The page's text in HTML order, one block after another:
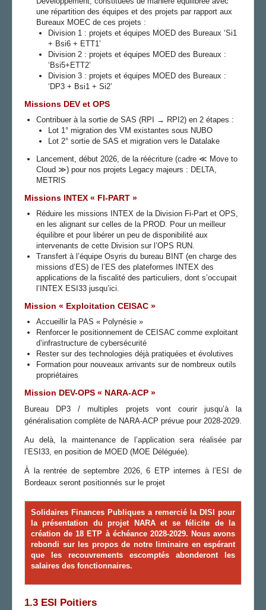
une répartition des équipes et des projets par rapport aux
Bureaux MOEC de ces projets :
Division 1 : projets et équipes MOED des Bureaux ‘Si1
+ Bsi6 + ETT1’
Division 2 : projets et équipes MOED des Bureaux :
‘Bsi5+ETT2’
Division 3 : projets et équipes MOED des Bureaux :
‘DP3 + Bsi1 + Si2’
Missions DEV et OPS
Contribuer à la sortie de SAS (RPI → RPI2) en 2 étapes :
Lot 1° migration des VM existantes sous NUBO
Lot 2° sortie de SAS et migration vers le Datalake
Lancement, début 2026, de la réécriture (cadre ≪ Move to
Cloud ≫) pour nos projets Legacy majeurs : DELTA,
METRIS
Missions INTEX « FI-PART »
Réduire les missions INTEX de la Division Fi-Part et OPS,
en les alignant sur celles de la PROD. Pour un meilleur
équilibre et pour libérer un peu de disponibilité aux
intervenants de cette Division sur l’OPS RUN.
Transfert à l’équipe Osyris du bureau BINT (en charge des
missions d’ES) de l’ES des plateformes INTEX des
applications de la fiscalité des particuliers, dont s’occupait
l’INTEX ESI33 jusqu’ici.
Mission « Exploitation CEISAC »
Accueillir la PAS « Polynésie »
Renforcer le positionnement de CEISAC comme exploitant
d’infrastructure de cybersécurité
Rester sur des technologies déjà pratiquées et évolutives
Formation pour nouveaux arrivants sur de nombreux outils
propriétaires
Mission DEV-OPS « NARA-ACP »
Bureau DP3 / multiples projets vont courir jusqu’à la
généralisation complète de NARA-ACP prévue pour 2028-2029.
Au delà, la maintenance de l’application sera réalisée par
l’ESI33, en position de MOED (MOE Déléguée).
À la rentrée de septembre 2026, 6 ETP internes à l’ESI de
Bordeaux seront positionnés sur le projet
Solidaires Finances Publiques a remercié la DISI pour
la présentation du projet NARA et se félicite de la
création de 18 ETP à échéance 2028-2029. Nous avons
rebondi sur les propos de notre liminaire en espérant
que les recouvrements escomptés abonderont les
salaires des fonctionnaires.
1.3 ESI Poitiers